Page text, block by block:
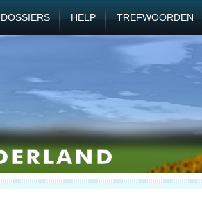
DOSSIERS HELP TREFWOORDEN